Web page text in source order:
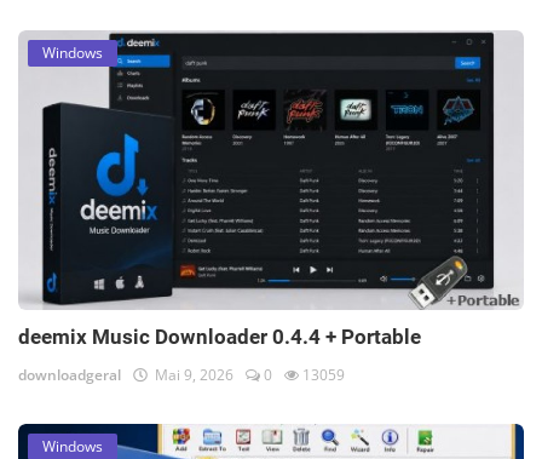
Windows
deemix Music Downloader 0.4.4 + Portable
downloadgeral Mai 9, 2026 0 13059
Windows